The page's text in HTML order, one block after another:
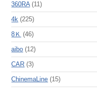
360RA(11)
4k (225)
8Ｋ (46)
aibo (12)
CAR (3)
ChinemaLine (15)